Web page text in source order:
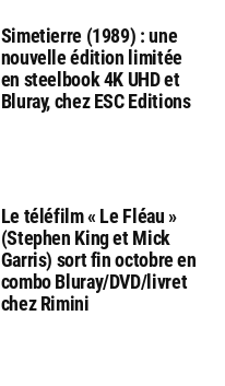
Simetierre (1989) : une
nouvelle édition limitée
en steelbook 4K UHD et
Bluray, chez ESC Editions
Le téléfilm « Le Fléau »
(Stephen King et Mick
Garris) sort fin octobre en
combo Bluray/DVD/livret
chez Rimini